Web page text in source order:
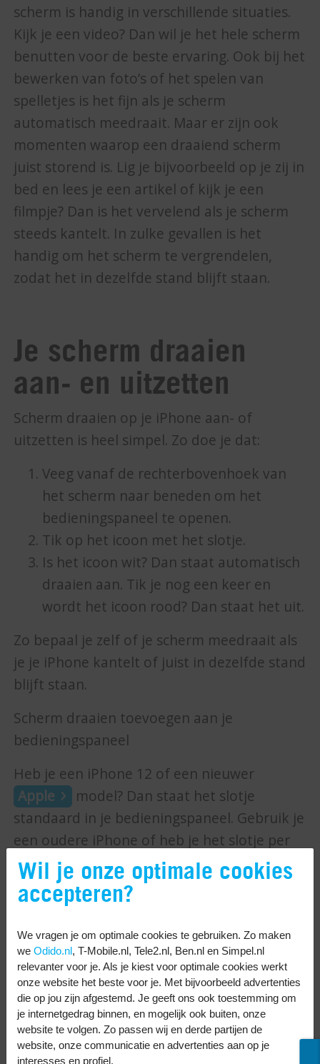
scherm is handig in verschillende situaties.
Kijk je een video? Dan wil je het hele scherm
benutten voor de beste ervaring. Ook bij het
bewerken van foto’s of het spelen van
spelletjes is het fijn als je scherm
automatisch meedraait. Maar er zijn ook
momenten waarop een draaiend scherm
juist storend is. Lig je bijvoorbeeld op je zij in
bed en lees je een artikel of kijk je een
filmpje? Dan is het vervelend als je scherm
steeds kantelt. In zulke gevallen is het
handig om het scherm te vergrendelen,
zodat het in dezelfde stand blijft staan.
Je scherm draaien
aan- en uitzetten
Scherm draaien op je iPhone aan- of
uitzetten is heel simpel. Zo doe je dat:
Veeg vanaf de rechterbovenhoek van
het scherm naar beneden om het
bedieningspaneel te openen.
Tik op het icoon met het slotje.
Is het icoon wit? Dan staat automatisch
draaien aan. Tik je nog een keer en
wordt het icoon rood? Dan staat het uit.
Zo bepaal je zelf of je scherm meedraait als
je je iPhone kantelt of juist in dezelfde stand
blijft staan.
Scherm draaien toevoegen aan je
bedieningspaneel
Heb je een iPhone 12 of een nieuwer
Apple
model? Dan staat het slotje
standaard in je bedieningspaneel. Gebruik je
een oudere iPhone of heb je het slotje per
ongeluk verwijderd? Dan zet je het makkelijk
terug:
Tik opBedieningspaneel.
Zoek onder Meer regelaarsnaar
Staanderichtingsslot.
Tik op het plusje. Nu verschijnt het
slotje weer in je bedieningspaneel.
Wil je onze optimale cookies
accepteren?
We vragen je om optimale cookies te gebruiken. Zo maken
we Odido.nl, T-Mobile.nl, Tele2.nl, Ben.nl en Simpel.nl
relevanter voor je. Als je kiest voor optimale cookies werkt
onze website het beste voor je. Met bijvoorbeeld advertenties
die op jou zijn afgestemd. Je geeft ons ook toestemming om
je internetgedrag binnen, en mogelijk ook buiten, onze
website te volgen. Zo passen wij en derde partijen de
website, onze communicatie en advertenties aan op je
interesses en profiel.